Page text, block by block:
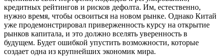
кредитных рейтингов и рисков дефолта. Им, естественно,
нужно время, чтобы освоиться на новом рынке. Однако Китай
уже продемонстрировал приверженность курсу на открытие
рынков капитала, и это должно вселять уверенность в
будущем. Будет ошибкой упустить возможности, которые
создает одна из крупнейших экономик мира.